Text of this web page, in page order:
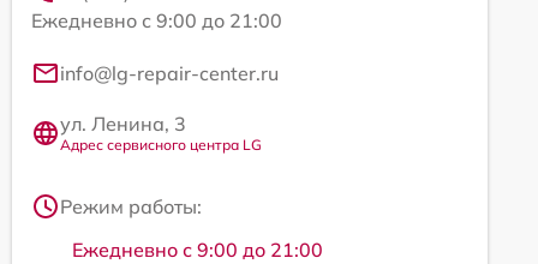
Ежедневно с 9:00 до 21:00
info@lg-repair-center.ru
ул. Ленина, 3
Адрес сервисного центра LG
Режим работы:
Ежедневно с 9:00 до 21:00